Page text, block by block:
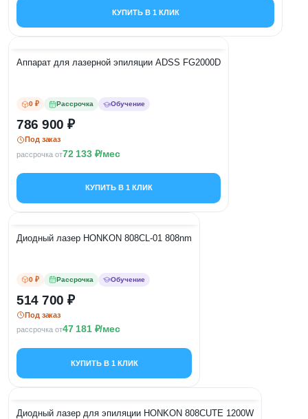
КУПИТЬ В 1 КЛИК
Аппарат для лазерной эпиляции ADSS FG2000D
0 ₽ Рассрочка Обучение
786 900
Под заказ
рассрочка от72 133 /мес
КУПИТЬ В 1 КЛИК
Диодный лазер HONKON 808CL-01 808nm
0 ₽ Рассрочка Обучение
514 700
Под заказ
рассрочка от47 181 /мес
КУПИТЬ В 1 КЛИК
Диодный лазер для эпиляции HONKON 808CUTE 1200W